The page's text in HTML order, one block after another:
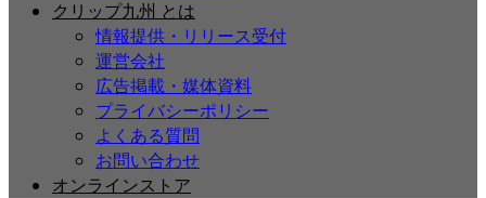
クリップ九州 とは
情報提供・リリース受付
運営会社
広告掲載・媒体資料
プライバシーポリシー
よくある質問
お問い合わせ
オンラインストア